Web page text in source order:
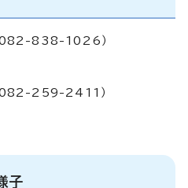
082-838-1026）
082-259-2411）
子